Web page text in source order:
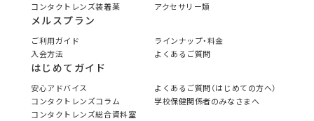
コンタクトレンズ装着薬
アクセサリー類
メルスプラン
ご利用ガイド
ラインナップ・料金
入会方法
よくあるご質問
はじめてガイド
安心アドバイス
よくあるご質問（はじめての方へ）
コンタクトレンズコラム
学校保健関係者のみなさまへ
コンタクトレンズ総合資料室